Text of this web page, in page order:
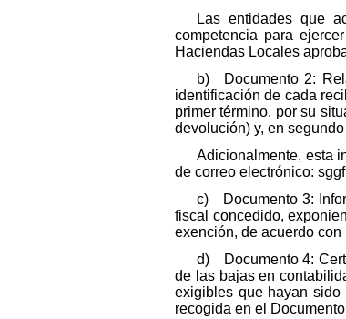
Las entidades que
competencia para
Haciendas Locales
b) Documento 2:
identificación de cada
primer término, por su
devolución) y, en
Adicionalmente, esta
de correo electrónico:
c) Documento 3:
fiscal concedido,
exención, de acuerdo
d) Documento 4:
de las bajas en
exigibles que hayan
recogida en el